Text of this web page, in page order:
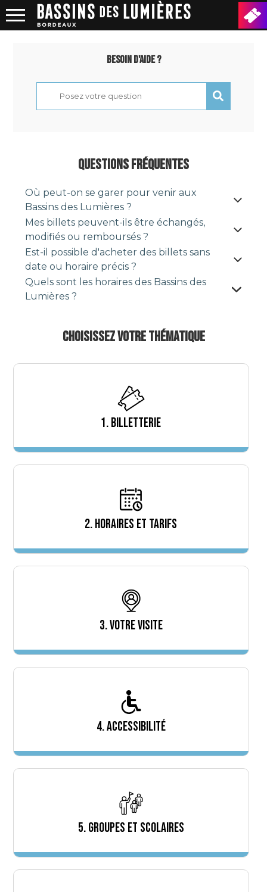
BESOIN D'AIDE ?
CHOISISSEZ VOTRE THÉMATIQUE
1. BILLETTERIE
2. HORAIRES ET TARIFS
3. VOTRE VISITE
4. ACCESSIBILITÉ
5. GROUPES ET SCOLAIRES
QUESTIONS FRÉQUENTES
Où peut-on se garer pour venir aux
Bassins des Lumières ?
Mes billets peuvent-ils être échangés,
modifiés ou remboursés ?
Est-il possible d'acheter des billets sans
date ou horaire précis ?
Quels sont les horaires des Bassins des
Lumières ?